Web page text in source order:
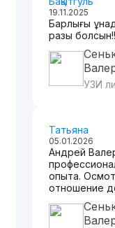
19.11.2025
Барлығы
разы
УЗИ
Татьяна
05.01.2026
Андрей
опыта.
отношение